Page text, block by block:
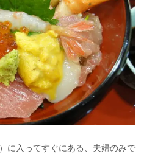
に入ってすぐにある、夫婦のみで